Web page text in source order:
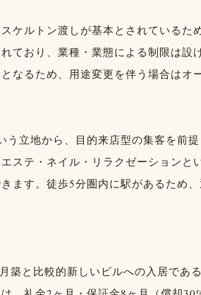
ケルトン渡しが基本とされているた
ており、業種・業態による制限は設
なるため、用途変更を伴う場合はオ
う立地から、目的来店型の集客を前
ステ・ネイル・リラクゼーション
ます。徒歩5分圏内に駅があるため
築と比較的新しいビルへの入居であ